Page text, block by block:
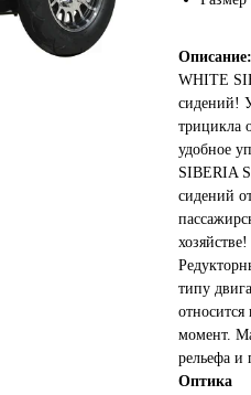
Описание:
WHITE
сидений!
трицикла
удобное
SIBERIA
сидений
хозяйстве!
типу
момент.
рельефа и
Оптика